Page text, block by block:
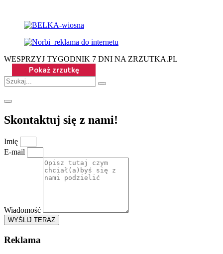
WESPRZYJ TYGODNIK 7 DNI NA ZRZUTKA.PL
Skontaktuj się z nami!
Imię
E-mail
Wiadomość
WYŚLIJ TERAZ
Reklama